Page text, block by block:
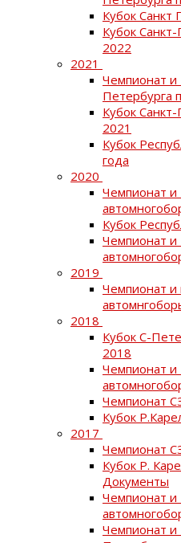
Кубок Санкт
Кубок
2022
2021
Чемпионат и
Петербурга
Кубок
2021
Кубок
года
2020
Чемпионат
Кубок
Чемпионат
2019
Чемпионат
2018
Кубок С-
2018
Чемпионат
Чемпионат
Кубок
2017
Чемпионат
Кубок Р.
Документы
Чемпионат
Чемпионат и